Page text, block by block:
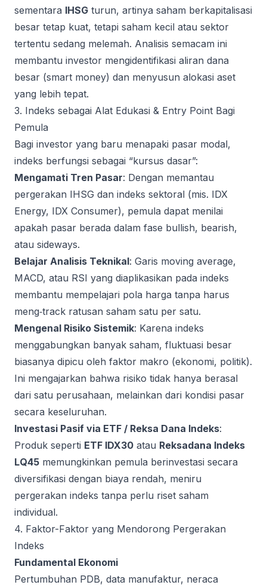
sementara IHSG turun, artinya saham berkapitalisasi
besar tetap kuat, tetapi saham kecil atau sektor
tertentu sedang melemah. Analisis semacam ini
membantu investor mengidentifikasi aliran dana
besar (smart money) dan menyusun alokasi aset
yang lebih tepat.
3. Indeks sebagai Alat Edukasi & Entry Point Bagi
Pemula
Bagi investor yang baru menapaki pasar modal,
indeks berfungsi sebagai “kursus dasar”:
Mengamati Tren Pasar: Dengan memantau
pergerakan IHSG dan indeks sektoral (mis. IDX
Energy, IDX Consumer), pemula dapat menilai
apakah pasar berada dalam fase bullish, bearish,
atau sideways.
Belajar Analisis Teknikal: Garis moving average,
MACD, atau RSI yang diaplikasikan pada indeks
membantu mempelajari pola harga tanpa harus
meng‑track ratusan saham satu per satu.
Mengenal Risiko Sistemik: Karena indeks
menggabungkan banyak saham, fluktuasi besar
biasanya dipicu oleh faktor makro (ekonomi, politik).
Ini mengajarkan bahwa risiko tidak hanya berasal
dari satu perusahaan, melainkan dari kondisi pasar
secara keseluruhan.
Investasi Pasif via ETF / Reksa Dana Indeks:
Produk seperti ETF IDX30 atau Reksadana Indeks
LQ45 memungkinkan pemula berinvestasi secara
diversifikasi dengan biaya rendah, meniru
pergerakan indeks tanpa perlu riset saham
individual.
4. Faktor-Faktor yang Mendorong Pergerakan
Indeks
Fundamental Ekonomi
Pertumbuhan PDB, data manufaktur, neraca